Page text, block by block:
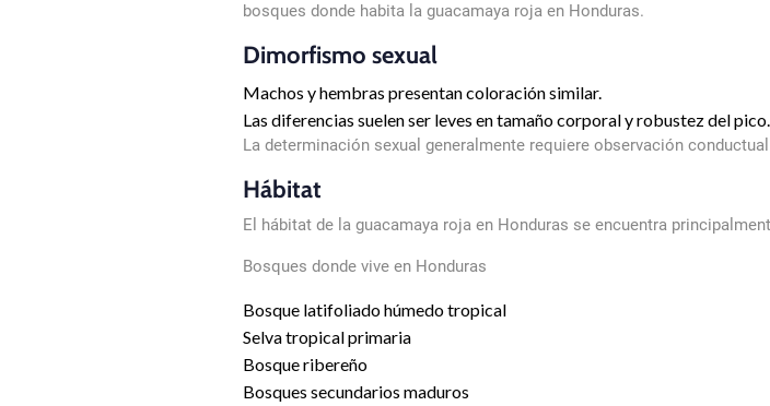
bosques donde habita la guacamaya roja en Honduras.
Dimorfismo sexual
Machos y hembras presentan coloración similar.
Las diferencias suelen ser leves en tamaño corporal y robustez del pico.
La determinación sexual generalmente requiere observación
Hábitat
El hábitat de la guacamaya roja en Honduras se encuentra
Bosques donde vive en Honduras
Bosque latifoliado húmedo tropical
Selva tropical primaria
Bosque ribereño
Bosques secundarios maduros